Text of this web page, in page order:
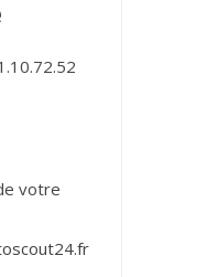
votre